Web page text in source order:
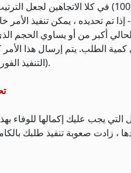
كمية الطلب. يتم إرسال هذا
طلب IOC (التنفيذ الفوري أو الإلغاء).